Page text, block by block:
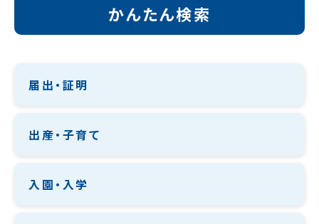
かんたん検索
届出・証明
出産・子育て
入園・入学